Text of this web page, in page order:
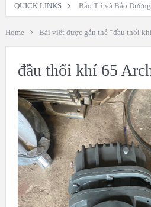
QUICK LINKS Bảo Trì và Bảo Dưỡng
Home Bài viết được gắn thẻ “đầu thổi
đầu thổi khí 65